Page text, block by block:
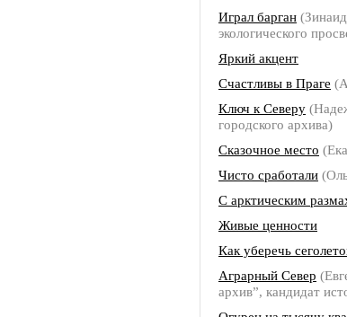
Играл барган
экологического
Яркий акцент
Счастливы в Праге
Ключ к Северу
городского архива)
Сказочное место
Чисто сработали
С арктическим
Живые ценности
Как уберечь
Аграрный Север
архив”, кандидат